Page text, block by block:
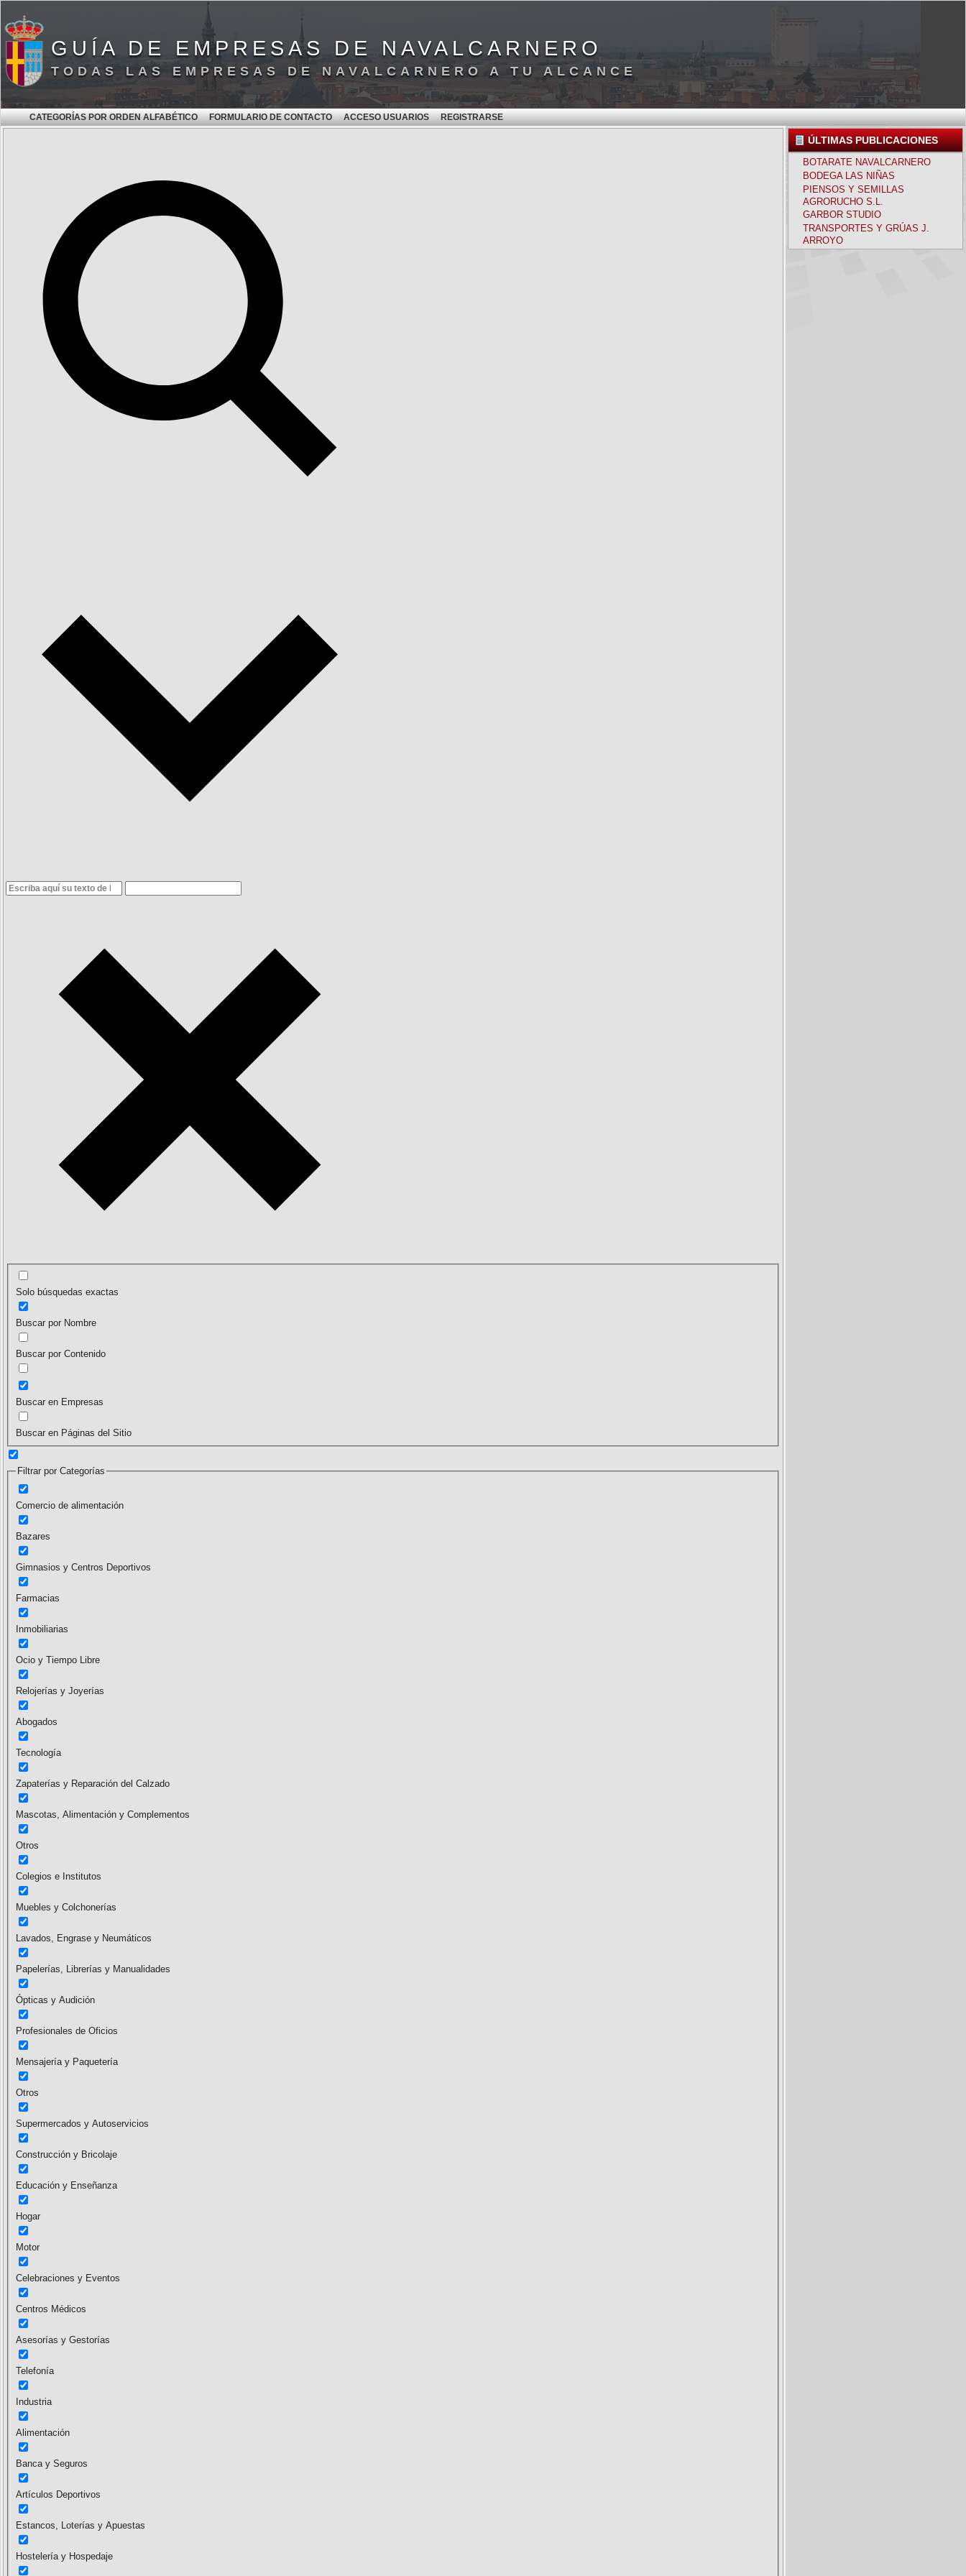
GUÍA DE EMPRESAS DE NAVALCARNERO
TODAS LAS EMPRESAS DE NAVALCARNERO A TU ALCANCE
CATEGORÍAS POR ORDEN ALFABÉTICO FORMULARIO DE CONTACTO ACCESO USUARIOS REGISTRARSE
Solo búsquedas exactas
Buscar por Nombre
Buscar por Contenido
Buscar en Empresas
Buscar en Páginas del Sitio
Filtrar por Categorías
Comercio de alimentación
Bazares
Gimnasios y Centros Deportivos
Farmacias
Inmobiliarias
Ocio y Tiempo Libre
Relojerías y Joyerías
Abogados
Tecnología
Zapaterías y Reparación del Calzado
Mascotas, Alimentación y Complementos
Otros
Colegios e Institutos
Muebles y Colchonerías
Lavados, Engrase y Neumáticos
Papelerías, Librerías y Manualidades
Ópticas y Audición
Profesionales de Oficios
Mensajería y Paquetería
Otros
Supermercados y Autoservicios
Construcción y Bricolaje
Educación y Enseñanza
Hogar
Motor
Celebraciones y Eventos
Centros Médicos
Asesorías y Gestorías
Telefonía
Industria
Alimentación
Banca y Seguros
Artículos Deportivos
Estancos, Loterías y Apuestas
Hostelería y Hospedaje
ÚLTIMAS PUBLICACIONES
BOTARATE NAVALCARNERO
BODEGA LAS NIÑAS
PIENSOS Y SEMILLAS
AGRORUCHO S.L.
GARBOR STUDIO
TRANSPORTES Y GRÚAS J.
ARROYO